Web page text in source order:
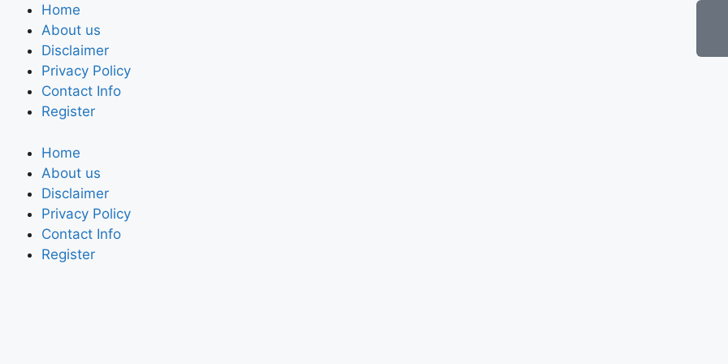
Home
About us
Disclaimer
Privacy Policy
Contact Info
Register
Home
About us
Disclaimer
Privacy Policy
Contact Info
Register